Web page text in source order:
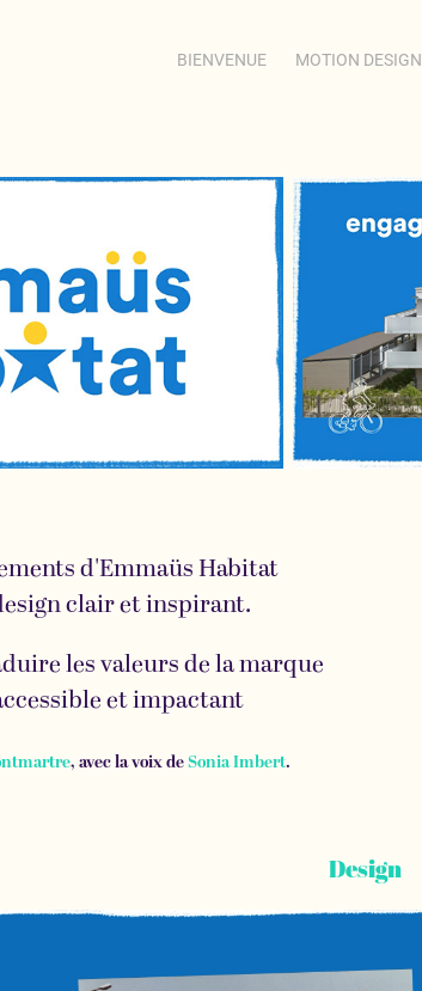
BIENVENUE MOTION DESIGN
d'Emmaüs Habitat
clair et inspirant.
les valeurs de la marque
et impactant
, avec la voix deSonia Imbert.
Design